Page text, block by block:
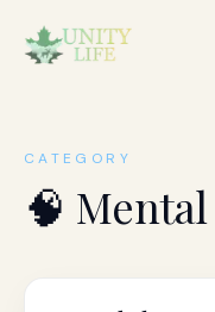
CATEGORY
🧠